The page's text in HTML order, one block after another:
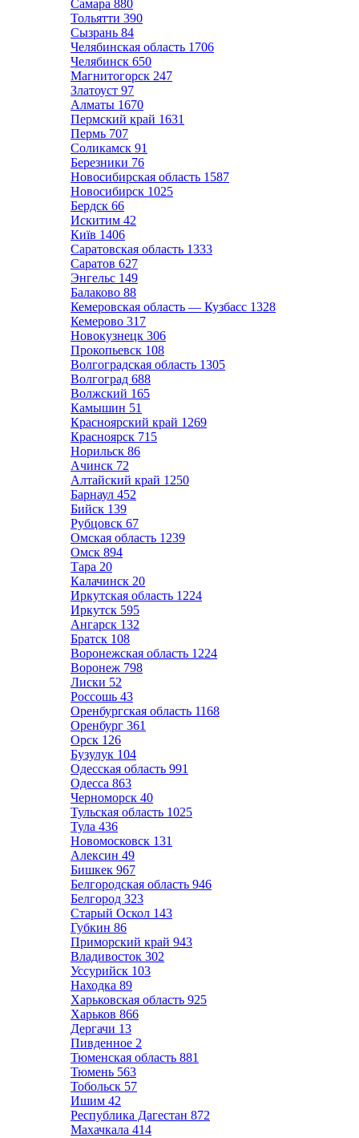
Самара 880
Тольятти 390
Сызрань 84
Челябинская область 1706
Челябинск 650
Магнитогорск 247
Златоуст 97
Алматы 1670
Пермский край 1631
Пермь 707
Соликамск 91
Березники 76
Новосибирская область 1587
Новосибирск 1025
Бердск 66
Искитим 42
Київ 1406
Саратовская область 1333
Саратов 627
Энгельс 149
Балаково 88
Кемеровская область — Кузбасс 1328
Кемерово 317
Новокузнецк 306
Прокопьевск 108
Волгоградская область 1305
Волгоград 688
Волжский 165
Камышин 51
Красноярский край 1269
Красноярск 715
Норильск 86
Ачинск 72
Алтайский край 1250
Барнаул 452
Бийск 139
Рубцовск 67
Омская область 1239
Омск 894
Тара 20
Калачинск 20
Иркутская область 1224
Иркутск 595
Ангарск 132
Братск 108
Воронежская область 1224
Воронеж 798
Лиски 52
Россошь 43
Оренбургская область 1168
Оренбург 361
Орск 126
Бузулук 104
Одесская область 991
Одесса 863
Черноморск 40
Тульская область 1025
Тула 436
Новомосковск 131
Алексин 49
Бишкек 967
Белгородская область 946
Белгород 323
Старый Оскол 143
Губкин 86
Приморский край 943
Владивосток 302
Уссурийск 103
Находка 89
Харьковская область 925
Харьков 866
Дергачи 13
Пивденное 2
Тюменская область 881
Тюмень 563
Тобольск 57
Ишим 42
Республика Дагестан 872
Махачкала 414